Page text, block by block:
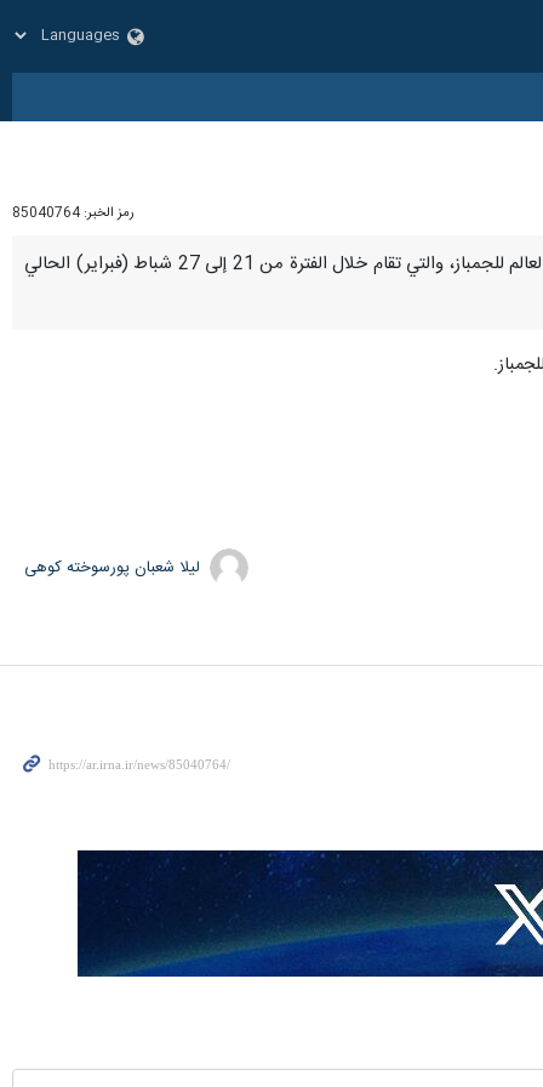
رمز الخبر: 85040764
طهران /26 شباط/فبراير/إرنا- أحرز لاعب الجمباز الايراني "مهدي أحمد كهني"، فضية جهاز الحلق ضمن بطولة كأس العالم للجمباز، والتي تقام خلال الفترة من 21 إلى 27 شباط (فبراير) الحالي
لیلا شعبان پورسوخته کوهی